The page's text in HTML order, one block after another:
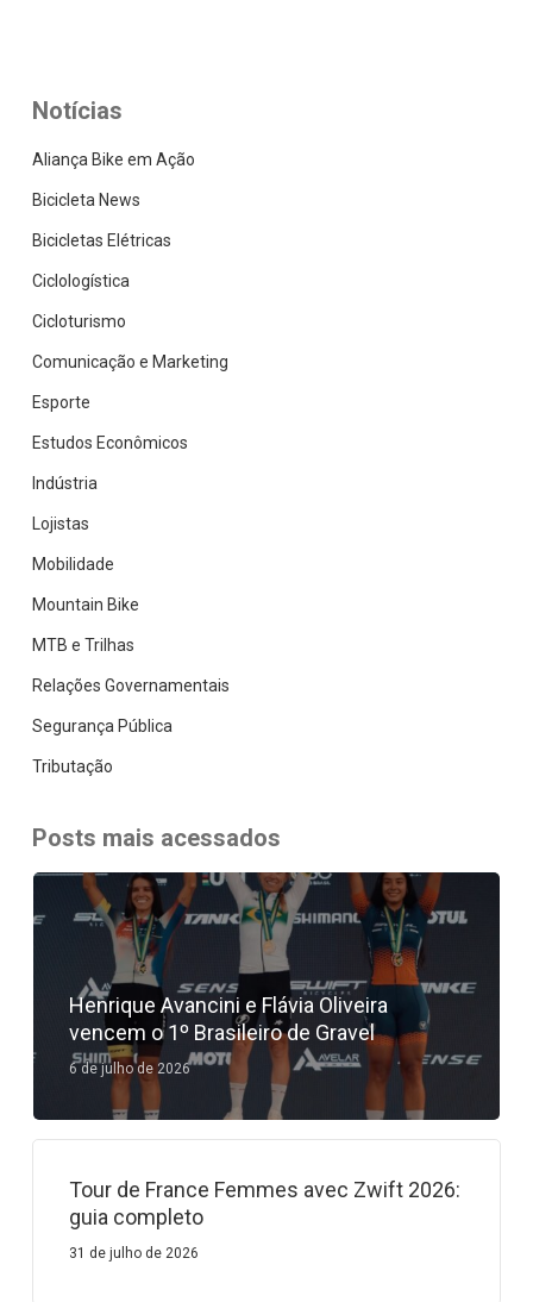
Notícias
Aliança Bike em Ação
Bicicleta News
Bicicletas Elétricas
Ciclologística
Cicloturismo
Comunicação e Marketing
Esporte
Estudos Econômicos
Indústria
Lojistas
Mobilidade
Mountain Bike
MTB e Trilhas
Relações Governamentais
Segurança Pública
Tributação
Posts mais acessados
Henrique Avancini e Flávia Oliveira
vencem o 1º Brasileiro de Gravel
6 de julho de 2026
Tour de France Femmes avec Zwift 2026:
guia completo
31 de julho de 2026